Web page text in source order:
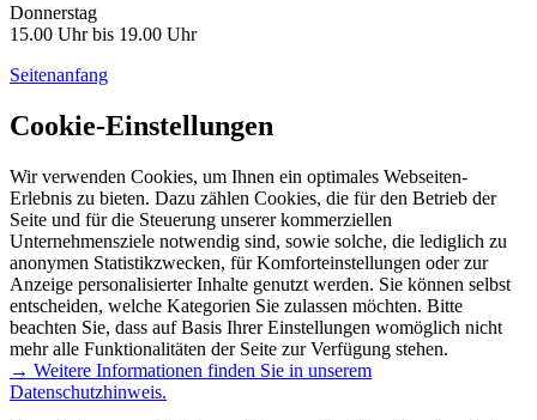
Donnerstag
15.00 Uhr bis 19.00 Uhr
Seitenanfang
Cookie-Einstellungen
Wir verwenden Cookies, um Ihnen ein optimales Webseiten-
Erlebnis zu bieten. Dazu zählen Cookies, die für den Betrieb der
Seite und für die Steuerung unserer kommerziellen
Unternehmensziele notwendig sind, sowie solche, die lediglich zu
anonymen Statistikzwecken, für Komforteinstellungen oder zur
Anzeige personalisierter Inhalte genutzt werden. Sie können selbst
entscheiden, welche Kategorien Sie zulassen möchten. Bitte
beachten Sie, dass auf Basis Ihrer Einstellungen womöglich nicht
mehr alle Funktionalitäten der Seite zur Verfügung stehen.
→ Weitere Informationen finden Sie in unserem
Datenschutzhinweis.